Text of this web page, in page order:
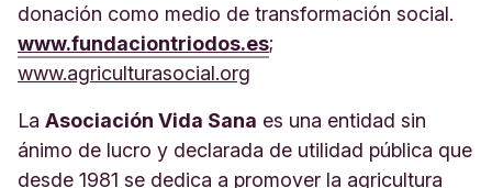
donación como medio de transformación social.
www.fundaciontriodos.es;
www.agriculturasocial.org
La Asociación Vida Sana es una entidad sin
ánimo de lucro y declarada de utilidad pública que
desde 1981 se dedica a promover la agricultura